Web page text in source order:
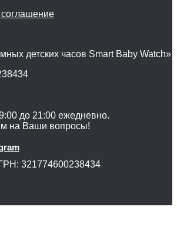
соглашение
детских часов Smart Baby Watch»
до 21:00 ежедневно.
на Ваши вопросы!
321774600238434